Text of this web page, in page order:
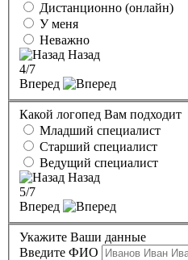
Дистанционно (онлайн)
У меня
Неважно
Назад
4/7
Вперед
Какой логопед Вам подходит
Младший специалист
Старший специалист
Ведущий специалист
Назад
5/7
Вперед
Укажите Ваши данные
Введите ФИО